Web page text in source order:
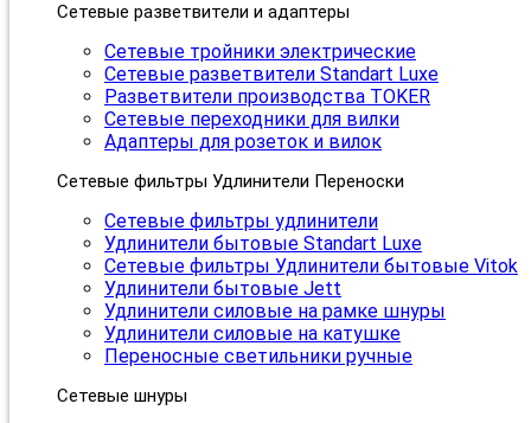
Сетевые разветвители и адаптеры
Сетевые тройники электрические
Сетевые разветвители Standart Luxe
Разветвители производства TOKER
Сетевые переходники для вилки
Адаптеры для розеток и вилок
Сетевые фильтры Удлинители Переноски
Сетевые фильтры удлинители
Удлинители бытовые Standart Luxe
Сетевые фильтры Удлинители бытовые Vitok
Удлинители бытовые Jett
Удлинители силовые на рамке шнуры
Удлинители силовые на катушке
Переносные светильники ручные
Сетевые шнуры